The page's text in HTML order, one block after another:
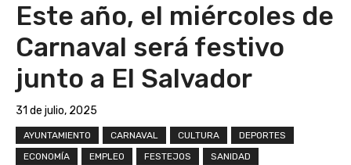
Este año, el miércoles de
Carnaval será festivo
junto a El Salvador
31 de julio, 2025
AYUNTAMIENTO CARNAVAL CULTURA
DEPORTES
ECONOMÍA
EMPLEO FESTEJOS SANIDAD